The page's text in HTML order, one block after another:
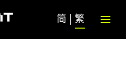
简 繁